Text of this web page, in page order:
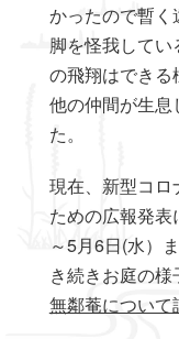
かったので暫く
脚を怪我して
の飛翔はでき
他の仲間が生息
た。
現在、新型コ
ための広報発表
～5月6日(水）
き続きお庭の様
無鄰菴について